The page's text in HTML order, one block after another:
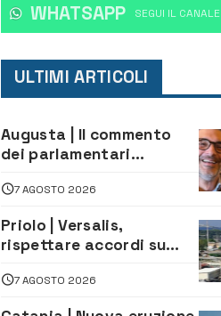
WHATSAPP ‎SEGUI IL CANALE
ULTIMI ARTICOLI
Augusta | Il commento
dei parlamentari
firma del contatto per il
depuratore
7 AGOSTO 2026
Priolo | Versalis,
rispettare accordi su
lavoro. Il sindaco scrive
alla società
7 AGOSTO 2026